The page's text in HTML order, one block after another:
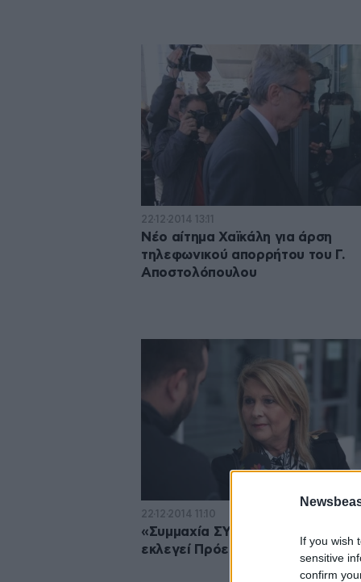
If you wish
sensitive
confirm
22·12·2014 13:11
Νέο αίτημα Χαϊκάλη για άρση
τηλεφωνικού απορρήτου του Γ.
Αποστολόπουλου
22·12·2014 11:10
«Συμμαχία ΣΥΡΙΖΑ-ΑΝ.ΕΛ. για να
εκλεγεί Πρόεδρος Δημοκρατίας»